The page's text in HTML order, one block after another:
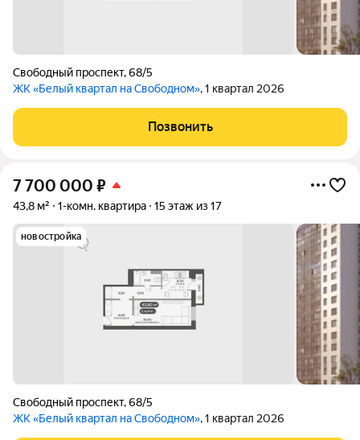
Свободный проспект,68/5
ЖК «Белый квартал на Свободном», 1 квартал 2026
Позвонить
7 700 000 ₽
43,8 м² 1-комн. квартира 15 этаж из 17
новостройка
Свободный проспект,68/5
ЖК «Белый квартал на Свободном», 1 квартал 2026